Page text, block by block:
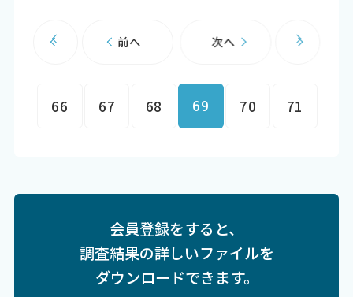
前へ
66 67 68 69 70 71
次へ
会員登録をすると、
調査結果の詳しいファイルを
ダウンロードできます。